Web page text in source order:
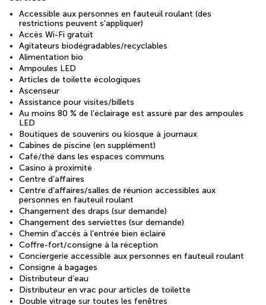
Accessible aux personnes en fauteuil roulant (des
restrictions peuvent s’appliquer)
Accès Wi-Fi gratuit
Agitateurs biodégradables/recyclables
Alimentation bio
Ampoules LED
Articles de toilette écologiques
Ascenseur
Assistance pour visites/billets
Au moins 80 % de l’éclairage est assuré par des ampoules
LED
Boutiques de souvenirs ou kiosque à journaux
Cabines de piscine (en supplément)
Café/thé dans les espaces communs
Casino à proximité
Centre d’affaires
Centre d’affaires/salles de réunion accessibles aux
personnes en fauteuil roulant
Changement des draps (sur demande)
Changement des serviettes (sur demande)
Chemin d’accès à l’entrée bien éclairé
Coffre-fort/consigne à la réception
Conciergerie accessible aux personnes en fauteuil roulant
Consigne à bagages
Distributeur d’eau
Distributeur en vrac pour articles de toilette
Double vitrage sur toutes les fenêtres